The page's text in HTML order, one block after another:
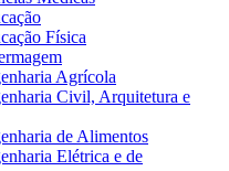
Física
Agrícola
Civil, Arquitetura e
de Alimentos
Elétrica e de